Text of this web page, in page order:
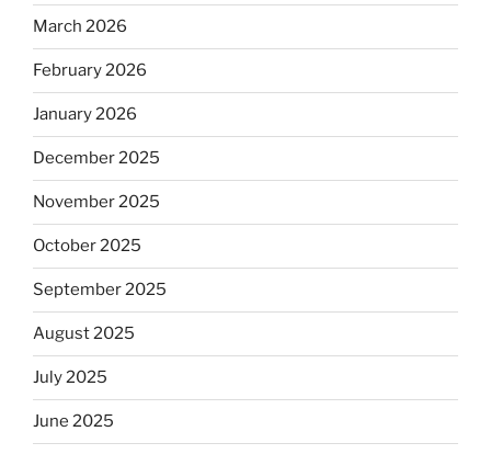
March 2026
February 2026
January 2026
December 2025
November 2025
October 2025
September 2025
August 2025
July 2025
June 2025